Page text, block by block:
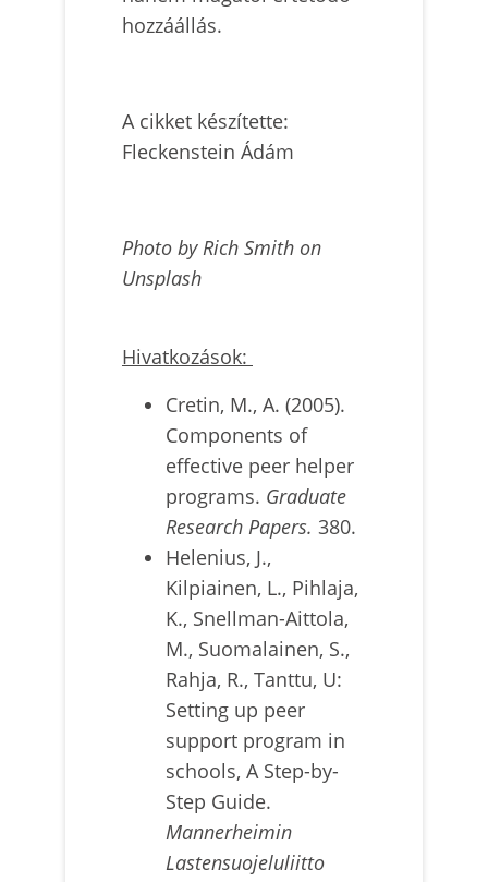
hozzáállás.
A cikket készítette:
Fleckenstein Ádám
Photo by Rich Smith on
Unsplash
Hivatkozások:
Cretin, M., A. (2005).
Components of
effective peer helper
programs. Graduate
Research Papers. 380.
Helenius, J.,
Kilpiainen, L., Pihlaja,
K., Snellman-Aittola,
M., Suomalainen, S.,
Rahja, R., Tanttu, U:
Setting up peer
support program in
schools, A Step-by-
Step Guide.
Mannerheimin
Lastensuojeluliitto